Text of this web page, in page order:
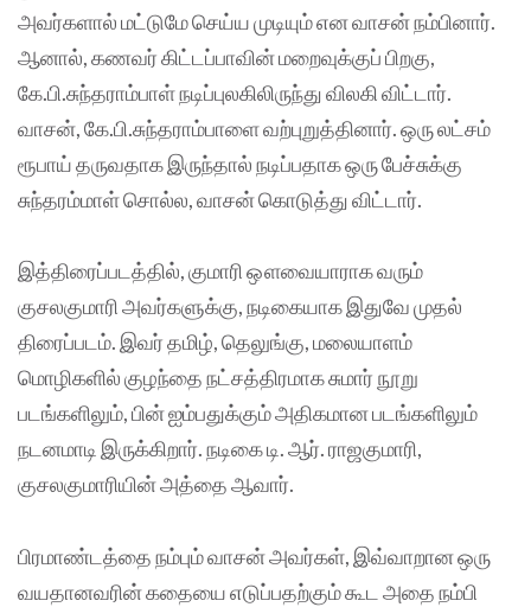
அவர்களால் மட்டுமே செய்ய முடியும் என வாசன் நம்பினார்.
ஆனால், கணவர் கிட்டப்பாவின் மறைவுக்குப் பிறகு,
கே.பி.சுந்தராம்பாள் நடிப்புலகிலிருந்து விலகி விட்டார்.
வாசன், கே.பி.சுந்தராம்பாளை வற்புறுத்தினார். ஒரு லட்சம்
ரூபாய் தருவதாக இருந்தால் நடிப்பதாக ஒரு பேச்சுக்கு
சுந்தரம்மாள் சொல்ல, வாசன் கொடுத்து விட்டார்.
இத்திரைப்படத்தில், குமாரி ஔவையாராக வரும்
குசலகுமாரி அவர்களுக்கு, நடிகையாக இதுவே முதல்
திரைப்படம். இவர் தமிழ், தெலுங்கு, மலையாளம்
மொழிகளில் குழந்தை நட்சத்திரமாக சுமார் நூறு
படங்களிலும், பின் ஐம்பதுக்கும் அதிகமான படங்களிலும்
நடனமாடி இருக்கிறார். நடிகை டி. ஆர். ராஜகுமாரி,
குசலகுமாரியின் அத்தை ஆவார்.
பிரமாண்டத்தை நம்பும் வாசன் அவர்கள், இவ்வாறான ஒரு
வயதானவரின் கதையை எடுப்பதற்கும் கூட அதை நம்பி